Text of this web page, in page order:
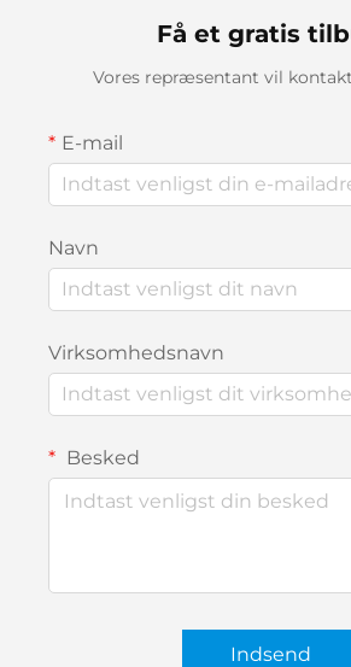
Få et gratis
Vores repræsentant vil
E-mail
Navn
Virksomhedsnavn
Besked
Indsend